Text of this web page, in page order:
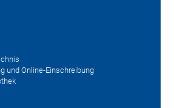
und Online-Einschreibung